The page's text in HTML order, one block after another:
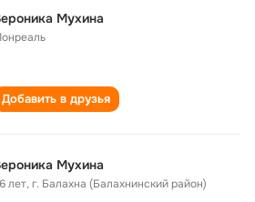
Мухина
Добавить в друзья
Мухина
лет,г. Балахна (Балахнинский район)